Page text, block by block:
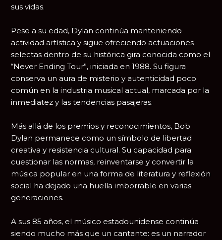
sus vidas.
Pese a su edad, Dylan continúa manteniendo
actividad artística y sigue ofreciendo actuaciones
selectas dentro de su histórica gira conocida como el
“Never Ending Tour”, iniciada en 1988. Su figura
conserva un aura de misterio y autenticidad poco
común en la industria musical actual, marcada por la
inmediatez y las tendencias pasajeras.
Más allá de los premios y reconocimientos, Bob
Dylan permanece como un símbolo de libertad
creativa y resistencia cultural. Su capacidad para
cuestionar las normas, reinventarse y convertir la
música popular en una forma de literatura y reflexión
social ha dejado una huella imborrable en varias
generaciones.
A sus 85 años, el músico estadounidense continúa
siendo mucho más que un cantante: es un narrador